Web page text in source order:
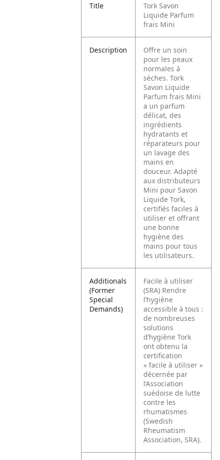
Title
Tork Savon
Liquide Parfum
frais Mini
Description
Offre un soin
pour les peaux
normales à
sèches. Tork
Savon Liquide
Parfum frais Mini
a un parfum
délicat, des
ingrédients
hydratants et
réparateurs pour
un lavage des
mains en
douceur. Adapté
aux distributeurs
Mini pour Savon
Liquide Tork,
certifiés faciles à
utiliser et offrant
une bonne
hygiène des
mains pour tous
les utilisateurs.
Additionals
(Former
Special
Demands)
Facile à utiliser
(SRA) Rendre
l’hygiène
accessible à tous :
de nombreuses
solutions
d’hygiène Tork
ont obtenu la
certification
« facile à utiliser »
décernée par
l’Association
suédoise de lutte
contre les
rhumatismes
(Swedish
Rheumatism
Association, SRA).